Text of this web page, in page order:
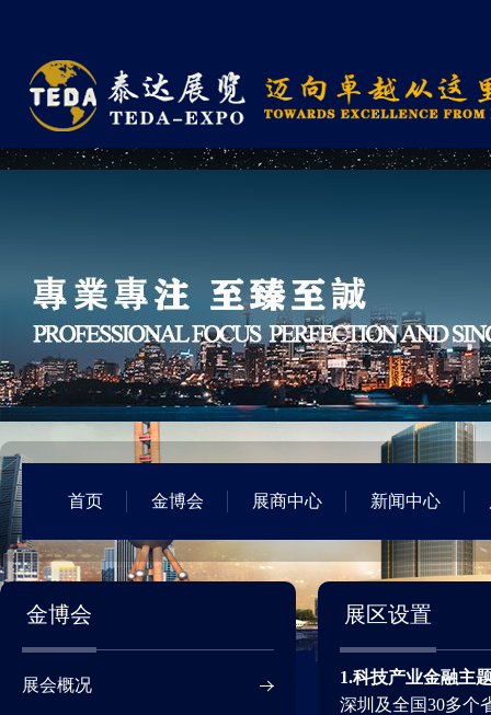
首页 金博会 展商中心 新闻中心
金博会
展会概况
展区设置
1.科技产业金融主
深圳及全国30多个